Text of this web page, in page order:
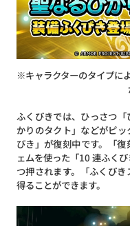
※キャラクターのタイプに
ふくびきでは、ひっさつ
かりのタクト」などがピ
びき」が復刻中です。「
ェムを使った「10 連ふく
つ押されます。「ふくび
得ることができます。